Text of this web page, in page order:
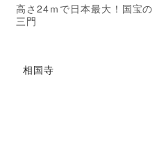
高さ24ｍで日本最大！国宝の
三門
相国寺